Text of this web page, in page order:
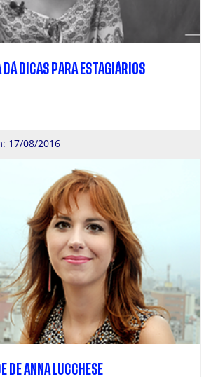
DÁ DICAS PARA ESTAGIÁRIOS
17/08/2016
DE ANNA LUCCHESE